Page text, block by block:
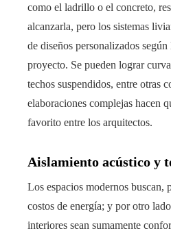
como el ladrillo o el concreto,
alcanzarla, pero los sistemas
de diseños personalizados según
proyecto. Se pueden lograr
techos suspendidos, entre otras
elaboraciones complejas hacen
favorito entre los arquitectos.
Aislamiento acústico y
Los espacios modernos
costos de energía; y por otro
interiores sean sumamente